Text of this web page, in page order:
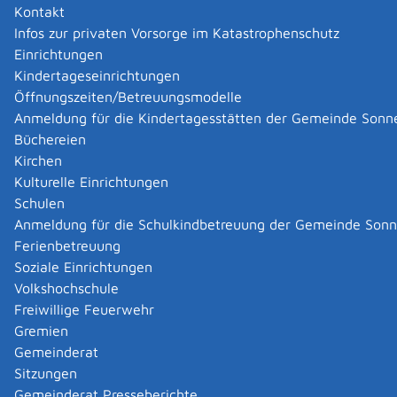
Kontakt
Infos zur privaten Vorsorge im Katastrophenschutz
Einrichtungen
Kindertageseinrichtungen
Öffnungszeiten/Betreuungsmodelle
Anmeldung für die Kindertagesstätten der Gemeinde
Büchereien
Kirchen
Kulturelle Einrichtungen
Schulen
Anmeldung für die Schulkindbetreuung der Gemeinde
Ferienbetreuung
Soziale Einrichtungen
Volkshochschule
Freiwillige Feuerwehr
Gremien
Gemeinderat
Sitzungen
Damit dürfen Sie
eine Forschungstätigkeit bei der in der
Aufnahmevereinbarung bezeichneten
Forschungseinrichtung und
Tätigkeiten in der Lehre ausüben.
Hinweis:Der Begriff "Forschungseinrichtung" schließt
auch Unternehmen ein, die Forschung betreiben.
Zuständige Stelle
für die Aufnahmevereinbarung und die
Verpflichtung zur Übernahme der Kosten: die
Forschungseinrichtung, bei der Sie wissenschaftlich
arbeiten wollen
für die Erteilung eines nationalen Visums vor der
Einreise: die deutsche Auslandsvertretung
(Botschaft, Konsulat)